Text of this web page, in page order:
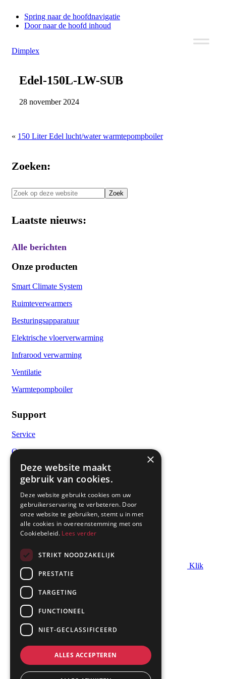
Spring naar de hoofdnavigatie
Door naar de hoofd inhoud
Dimplex
Rechts
Edel-150L-LW-SUB
28 november 2024
« 150 Liter Edel lucht/water warmtepompboiler
Zoeken:
Zoek
op
website
Laatste nieuws:
Alle berichten
Onze producten
Smart Climate System
Ruimteverwarmers
Besturingsapparatuur
Elektrische vloerverwarming
Infrarood verwarming
Ventilatie
Warmtepompboiler
Support
Service
Over ons
Downloads
Warmteberekening
Contact
info@dimplex.nl
+31 (0) 513 78 98 80
Heeft u een vraag over Dimplex of Faber Haarden?
Klik
dan hier
Kantoor:
Saturnus 8
8448 CC Heerenveen
×
Deze website maakt
gebruik van cookies.
Deze website gebruikt cookies om uw
gebruikerservaring te verbeteren. Door
onze website te gebruiken, stemt u in met
alle cookies in overeenstemming met ons
Cookiebeleid. Lees verder
STRIKT NOODZAKELIJK
PRESTATIE
TARGETING
FUNCTIONEEL
NIET-GECLASSIFICEERD
ALLES ACCEPTEREN